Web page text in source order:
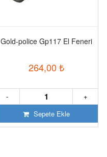
Gold-police Gp117 El Feneri
264,00 ₺
+
-
Sepete Ekle